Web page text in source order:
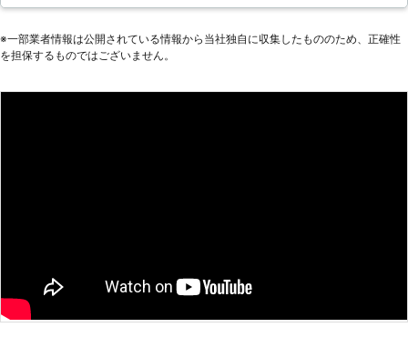
テリーあがり以外にも、急なトラブル
すのでお任せください。 また当店の
満自動車」は車のバッテリーに関する
りの方に対処していますのでお任せく
してきた実績がありますので、安心し
テリーの寿命は一般的に2～3年とい
※⼀部業者情報は公開されている情報から当社独⾃に収集したもののため、正確性
を担保するものではございません。